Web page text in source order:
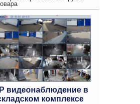
IP видеонаблюдение в
комплексе